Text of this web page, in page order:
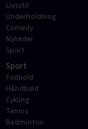
Livsstil
Underholdning
Comedy
Nyheder
Sport
Sport
Fodbold
Håndbold
Cykling
Tennis
Badminton